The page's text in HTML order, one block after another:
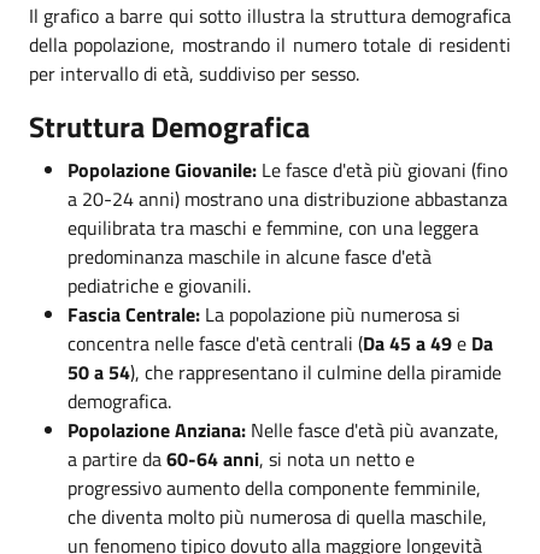
Il grafico a barre qui sotto illustra la struttura demografica
della popolazione, mostrando il numero totale di residenti
per intervallo di età, suddiviso per sesso.
Struttura Demografica
Popolazione Giovanile: Le fasce d'età più giovani (fino
a 20-24 anni) mostrano una distribuzione abbastanza
equilibrata tra maschi e femmine, con una leggera
predominanza maschile in alcune fasce d'età
pediatriche e giovanili.
Fascia Centrale: La popolazione più numerosa si
concentra nelle fasce d'età centrali (Da 45 a 49e Da
50 a 54), che rappresentano il culmine della piramide
demografica.
Popolazione Anziana: Nelle fasce d'età più avanzate,
a partire da60-64 anni, si nota un netto e
progressivo aumento della componente femminile,
che diventa molto più numerosa di quella maschile,
un fenomeno tipico dovuto alla maggiore longevità